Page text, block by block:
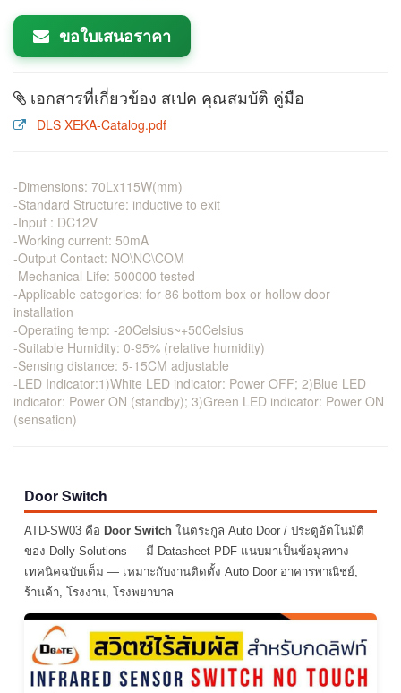
ขอใบเสนอราคา
เอกสารที่เกี่ยวข้อง สเปค คุณสมบัติ คู่มือ
DLS XEKA-Catalog.pdf
-Dimensions: 70Lx115W(mm)
-Standard Structure: inductive to exit
-Input : DC12V
-Working current: 50mA
-Output Contact: NO\NC\COM
-Mechanical Life: 500000 tested
-Applicable categories: for 86 bottom box or hollow door
installation
-Operating temp: -20Celsius~+50Celsius
-Suitable Humidity: 0-95% (relative humidity)
-Sensing distance: 5-15CM adjustable
-LED Indicator:1)White LED indicator: Power OFF; 2)Blue LED
indicator: Power ON (standby); 3)Green LED indicator: Power ON
(sensation)
Door Switch
ATD-SW03 คือ Door Switch ในตระกูล Auto Door / ประตูอัตโนมัติ
ของ Dolly Solutions — มี Datasheet PDF แนบมาเป็นข้อมูลทาง
เทคนิคฉบับเต็ม — เหมาะกับงานติดตั้ง Auto Door อาคารพาณิชย์,
ร้านค้า, โรงงาน, โรงพยาบาล